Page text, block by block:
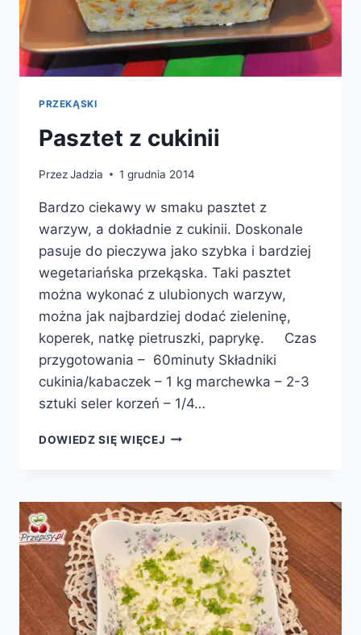
PRZEKĄSKI
Pasztet z cukinii
PrzezJadzia 1 grudnia 2014
Bardzo ciekawy w smaku pasztet z
warzyw, a dokładnie z cukinii. Doskonale
pasuje do pieczywa jako szybka i bardziej
wegetariańska przekąska. Taki pasztet
można wykonać z ulubionych warzyw,
można jak najbardziej dodać zieleninę,
koperek, natkę pietruszki, paprykę. Czas
przygotowania – 60minuty Składniki
cukinia/kabaczek – 1 kg marchewka – 2-3
sztuki seler korzeń – 1/4…
DOWIEDZ SIĘ WIĘCEJ PASZTET